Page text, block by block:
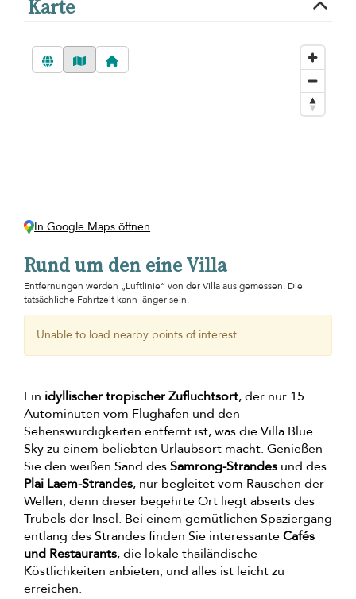
Karte
In Google Maps öffnen
Rund um den eine Villa
Entfernungen werden „Luftlinie“ von der Villa aus gemessen. Die
tatsächliche Fahrtzeit kann länger sein.
Unable to load nearby points of interest.
Ein idyllischer tropischer Zufluchtsort, der nur 15
Autominuten vom Flughafen und den
Sehenswürdigkeiten entfernt ist, was die Villa Blue
Sky zu einem beliebten Urlaubsort macht. Genießen
Sie den weißen Sand desSamrong-Strandes und des
Plai Laem-Strandes, nur begleitet vom Rauschen der
Wellen, denn dieser begehrte Ort liegt abseits des
Trubels der Insel. Bei einem gemütlichen Spaziergang
entlang des Strandes finden Sie interessanteCafés
und Restaurants, die lokale thailändische
Köstlichkeiten anbieten, und alles ist leicht zu
erreichen.